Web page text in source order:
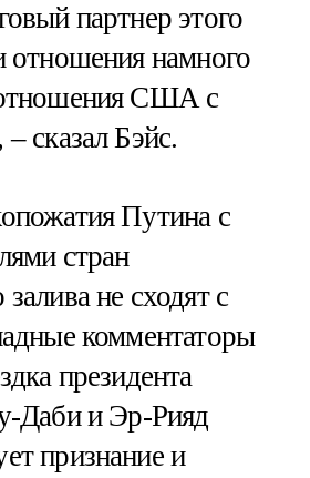
партнер этого
отношения намного
США с
сказал Бэйс.
Путина с
стран
не сходят с
комментаторы
президента
Даби и Эр-Рияд
признание и